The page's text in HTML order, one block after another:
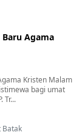
Agama
Kristen Malam
bagi umat
Tr...
Batak